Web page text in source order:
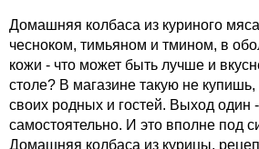
Домашняя колбаса из куриного
чесноком, тимьяном и тмином, в
кожи - что может быть лучше и
столе? В магазине такую не купишь,
своих родных и гостей. Выход один
самостоятельно. И это вполне под
Домашняя колбаса из курицы,